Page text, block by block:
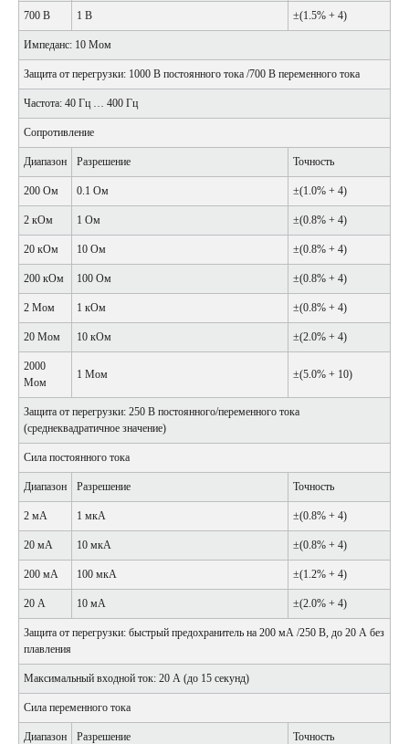
700 В 1 В ±(1.5% + 4)
Импеданс: 10 Мом
Защита от перегрузки: 1000 В постоянного тока /700 В переменного тока
Частота: 40 Гц … 400 Гц
Сопротивление
Диапазон Разрешение Точность
200 Ом 0.1 Ом ±(1.0% + 4)
2 кОм 1 Ом ±(0.8% + 4)
20 кОм 10 Ом ±(0.8% + 4)
200 кОм 100 Ом ±(0.8% + 4)
2 Мом 1 кОм ±(0.8% + 4)
20 Мом 10 кОм ±(2.0% + 4)
2000
Мом
1 Мом ±(5.0% + 10)
Защита от перегрузки: 250 В постоянного/переменного тока
(среднеквадратичное значение)
Сила постоянного тока
Диапазон Разрешение Точность
2 мА 1 мкА ±(0.8% + 4)
20 мА 10 мкА ±(0.8% + 4)
200 мА 100 мкА ±(1.2% + 4)
20 А 10 мА ±(2.0% + 4)
Защита от перегрузки: быстрый предохранитель на 200 мА /250 В, до 20 А без
плавления
Максимальный входной ток: 20 А (до 15 секунд)
Сила переменного тока
Диапазон Разрешение Точность